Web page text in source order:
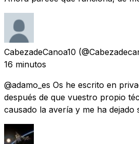
CabezadeCanoa10
16 minutos
@adamo_es Os he escrito en
después de que vuestro propio
causado la avería y me ha dejado